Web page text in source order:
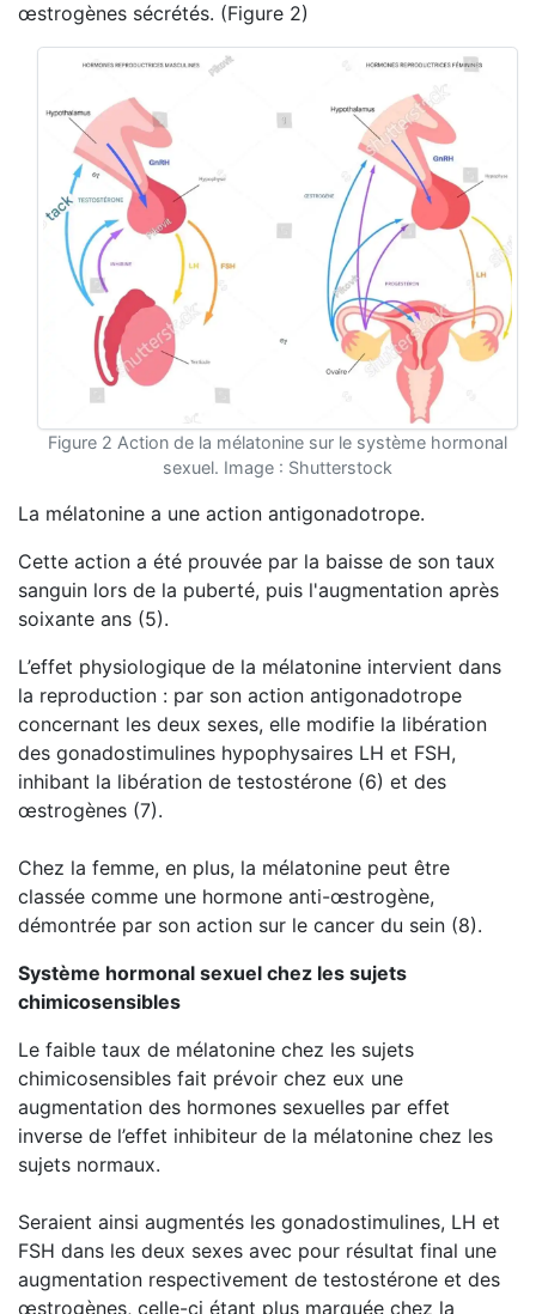
œstrogènes sécrétés. (Figure 2)
Figure 2 Action de la mélatonine sur le système hormonal
sexuel. Image : Shutterstock
La mélatonine a une action antigonadotrope.
Cette action a été prouvée par la baisse de son taux
sanguin lors de la puberté, puis l'augmentation après
soixante ans (5).
L’effet physiologique de la mélatonine intervient dans
la reproduction : par son action antigonadotrope
concernant les deux sexes, elle modifie la libération
des gonadostimulines hypophysaires LH et FSH,
inhibant la libération de testostérone (6) et des
œstrogènes (7).
Chez la femme, en plus, la mélatonine peut être
classée comme une hormone anti-œstrogène,
démontrée par son action sur le cancer du sein (8).
Système hormonal sexuel chez les sujets
chimicosensibles
Le faible taux de mélatonine chez les sujets
chimicosensibles fait prévoir chez eux une
augmentation des hormones sexuelles par effet
inverse de l’effet inhibiteur de la mélatonine chez les
sujets normaux.
Seraient ainsi augmentés les gonadostimulines, LH et
FSH dans les deux sexes avec pour résultat final une
augmentation respectivement de testostérone et des
œstrogènes, celle-ci étant plus marquée chez la